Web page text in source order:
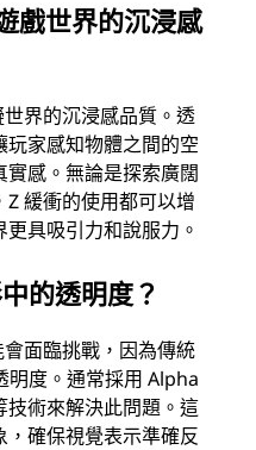
戲世界的沉浸感
界的沉浸感品質。透
家感知物體之間的空
感。無論是探索廣闊
緩衝的使用都可以增
具吸引力和說服力。
的透明度？
面臨挑戰，因為傳統
明度。通常採用 Alpha
術來解決此問題。這
確保視覺表示準確反